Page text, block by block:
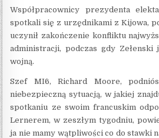
Współpracownicy prezydenta
spotkali się z urzędnikami z Kijowa,
uczynił zakończenie konfliktu
administracji, podczas gdy
wojną.
Szef MI6, Richard Moore,
niebezpieczną sytuacją, w jakiej
spotkaniu ze swoim francuskim
Lernerem, w zeszłym tygodniu,
ja nie mamy wątpliwości co do stawki